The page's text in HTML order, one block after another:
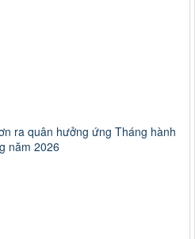
ra quân hưởng ứng Tháng hành
năm 2026